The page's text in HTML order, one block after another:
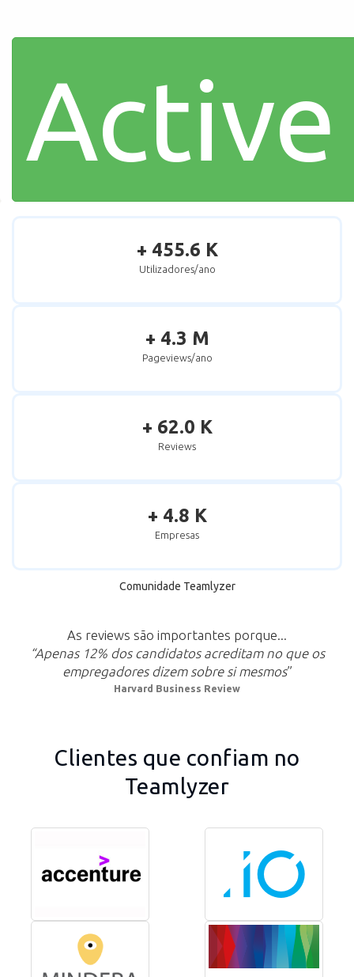
+ 455.6 K
Utilizadores/ano
+ 4.3 M
Pageviews/ano
+ 62.0 K
Reviews
+ 4.8 K
Empresas
Comunidade Teamlyzer
As reviews são importantes porque...
“Apenas 12% dos candidatos acreditam no que os
empregadores dizem sobre si mesmos”
Harvard Business Review
Clientes que confiam no
Teamlyzer